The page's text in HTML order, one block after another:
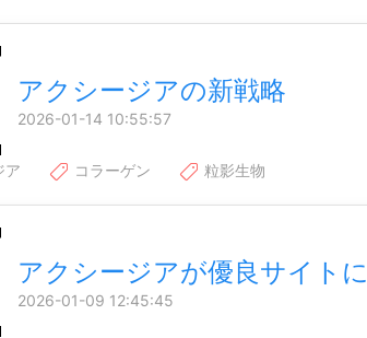
アクシージアの新戦略
2026-01-14 10:55:57
ア コラーゲン 粒影生物
アクシージアが優良サイトに
2026-01-09 12:45:45